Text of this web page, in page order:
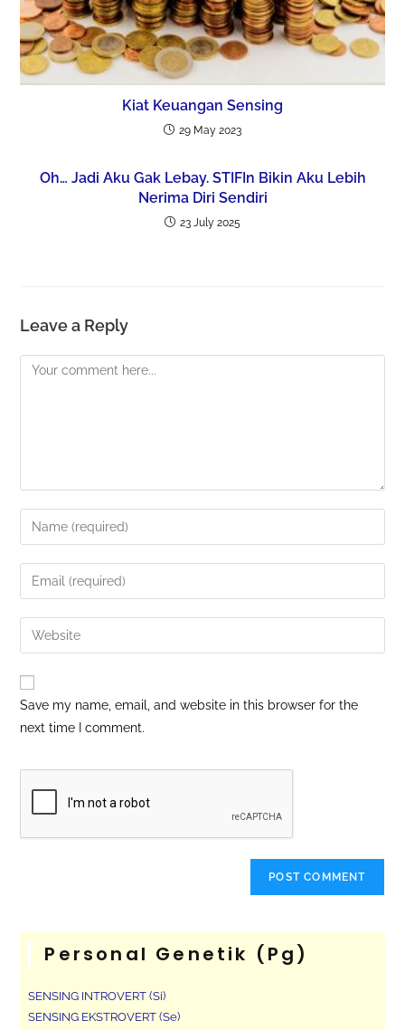
Kiat Keuangan Sensing
29 May 2023
Oh… Jadi Aku Gak Lebay. STIFIn Bikin Aku Lebih
Nerima Diri Sendiri
23 July 2025
Leave a Reply
Save my name, email, and website in this browser for the
next time I comment.
Personal Genetik (pg)
SENSING INTROVERT (Si)
SENSING EKSTROVERT (Se)